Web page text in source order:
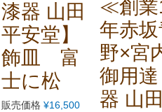
漆器 山田
平安堂】
飾皿 富
士に松
販売価格 ¥16,500
≪創業
年赤
野×宮
御用
器 山